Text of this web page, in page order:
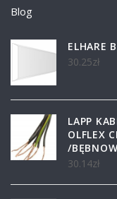
Blog
ELHARE
30.25zł
LAPP
OLFLEX
/
30.14zł